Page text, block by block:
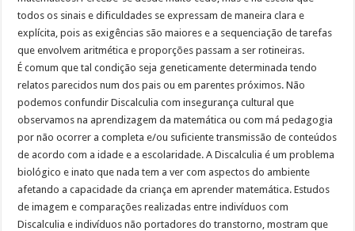
todos os sinais e dificuldades se expressam de maneira clara e
explícita, pois as exigências são maiores e a sequenciação de tarefas
que envolvem aritmética e proporções passam a ser rotineiras.
É comum que tal condição seja geneticamente determinada tendo
relatos parecidos num dos pais ou em parentes próximos. Não
podemos confundir Discalculia com insegurança cultural que
observamos na aprendizagem da matemática ou com má pedagogia
por não ocorrer a completa e/ou suficiente transmissão de conteúdos
de acordo com a idade e a escolaridade. A Discalculia é um problema
biológico e inato que nada tem a ver com aspectos do ambiente
afetando a capacidade da criança em aprender matemática. Estudos
de imagem e comparações realizadas entre indivíduos com
Discalculia e indivíduos não portadores do transtorno, mostram que